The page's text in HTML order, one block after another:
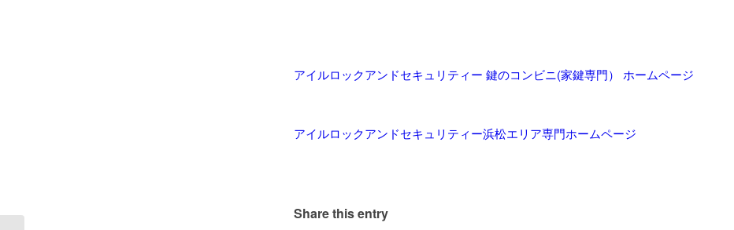
アイルロックアンドセキュリティー 鍵のコンビニ(家鍵専門） ホームページ
アイルロックアンドセキュリティー浜松エリア専門ホームページ
Share this entry